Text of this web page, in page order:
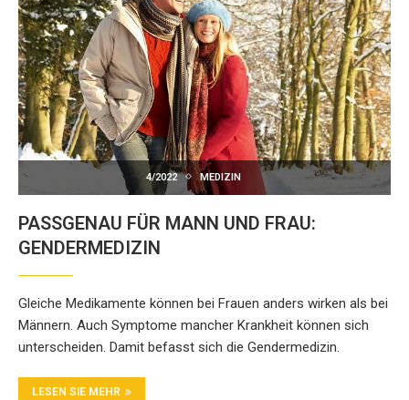
4/2022 MEDIZIN
PASSGENAU FÜR MANN UND FRAU:
GENDERMEDIZIN
Gleiche Medikamente können bei Frauen anders wirken als bei
Männern. Auch Symptome mancher Krankheit können sich
unterscheiden. Damit befasst sich die Gendermedizin.
LESEN SIE MEHR